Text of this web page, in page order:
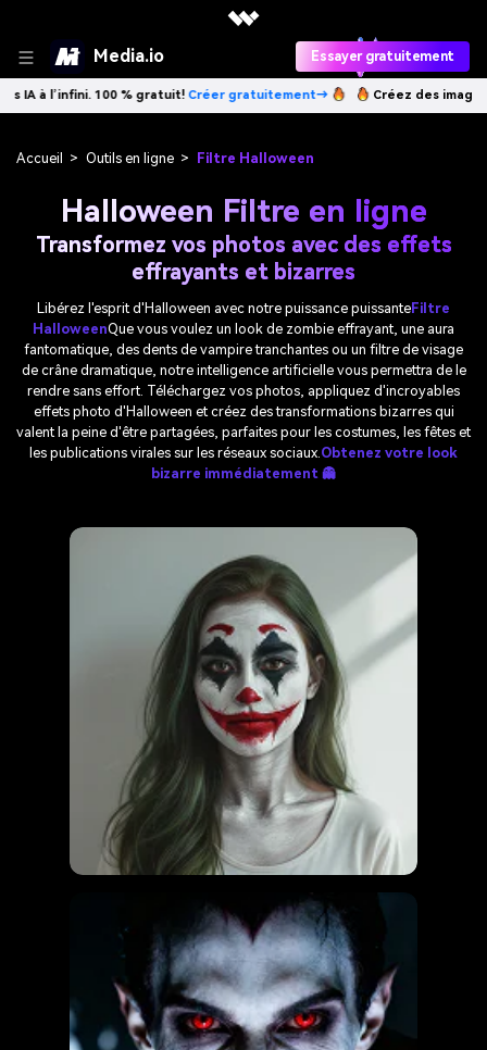
Media.io Essayer gratuitement
% gratuit!Créer gratuitement→ Créez des images IA à l’infini. 100
Accueil > Outils en ligne > Filtre Halloween
Halloween Filtre en ligne
Transformez vos photos avec des effets
effrayants et bizarres
Libérez l'esprit d'Halloween avec notre puissance puissanteFiltre
HalloweenQue vous voulez un look de zombie effrayant, une aura
fantomatique, des dents de vampire tranchantes ou un filtre de visage
de crâne dramatique, notre intelligence artificielle vous permettra de le
rendre sans effort. Téléchargez vos photos, appliquez d'incroyables
effets photo d'Halloween et créez des transformations bizarres qui
valent la peine d'être partagées, parfaites pour les costumes, les fêtes et
les publications virales sur les réseaux sociaux. Obtenez votre look
bizarre immédiatement 👻